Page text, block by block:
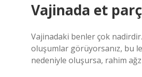
Vajinada et
Vajinadaki benler çok
oluşumlar görüyorsanız, bu
nedeniyle oluşursa, rahim